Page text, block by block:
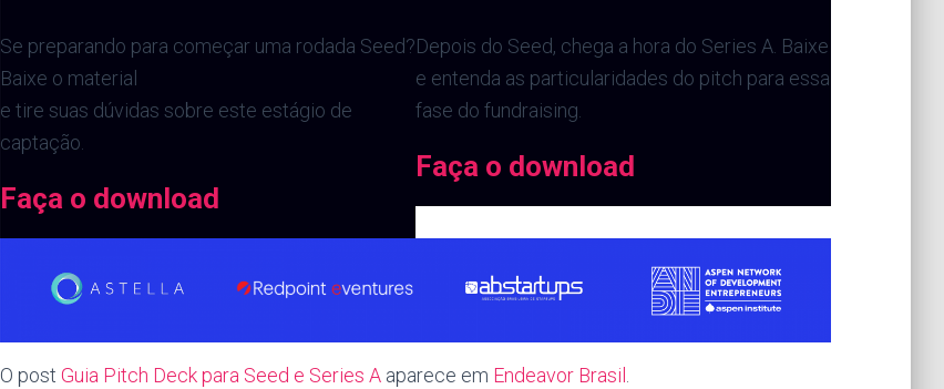
Se preparando para começar uma rodada Seed?
Baixe o material
e tire suas dúvidas sobre este estágio de
captação.
Faça o download
Depois do Seed, chega a hora do Series A. Baixe
e entenda as particularidades do pitch para essa
fase do fundraising.
Faça o download
O post Guia Pitch Deck para Seed e Series A aparece em Endeavor Brasil